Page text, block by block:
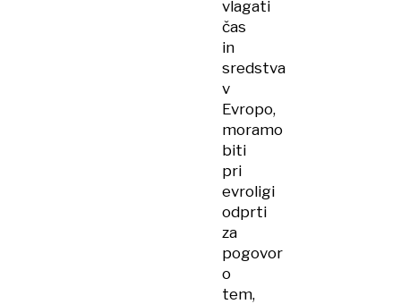
vlagati
čas
in
sredstva
v
Evropo,
moramo
biti
pri
evroligi
odprti
za
pogovor
o
tem,